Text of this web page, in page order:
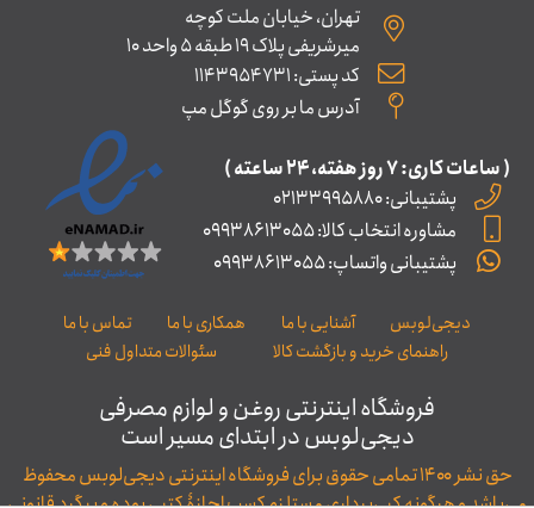
تهران، خیابان ملت کوچه
میرشریفی پلاک 19 طبقه 5 واحد 10
کد پستی: 1143954731
آدرس ما بر روی گوگل مپ
( ساعات کاری: ۷ روز ﻫﻔﺘﻪ، ۲۴ ﺳﺎﻋﺘﻪ )
پشتیبانی: 02133995880
مشاوره انتخاب کالا: 09938613055
پشتیبانی واتساپ: 09938613055
دیجی‌لوبس آشنایی با ما همکاری با ما
تماس با ما
راهنمای خرید و بازگشت کالا
سئوالات متداول فنی
فروشگاه اینترنتی روغن و لوازم مصرفی
دیجی‌لوبس در ابتدای مسیر است
حق نشر ۱۴۰۰ تمامی حقوق برای فروشگاه اینترنتی دیجی‌لوبس محفوظ